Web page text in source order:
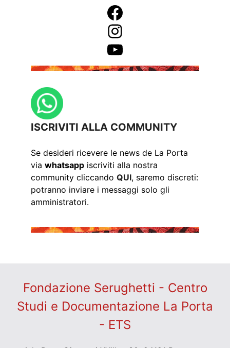
Facebook
Instagram
YouTube
ISCRIVITI ALLA COMMUNITY
Se desideri ricevere le news de La Porta
via whatsapp iscriviti alla nostra
community cliccando QUI, saremo discreti:
potranno inviare i messaggi solo gli
amministratori.
Fondazione Serughetti - Centro
Studi e Documentazione La Porta
- ETS